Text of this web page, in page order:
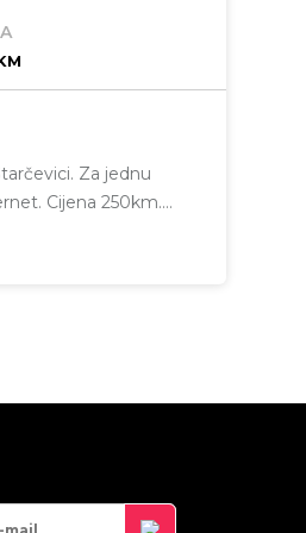
Za jednu
Cijena 250km.